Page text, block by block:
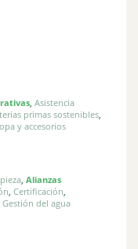
, Asistencia
primas sostenibles,
y accesorios
, Alianzas
, Certificación,
Gestión del agua